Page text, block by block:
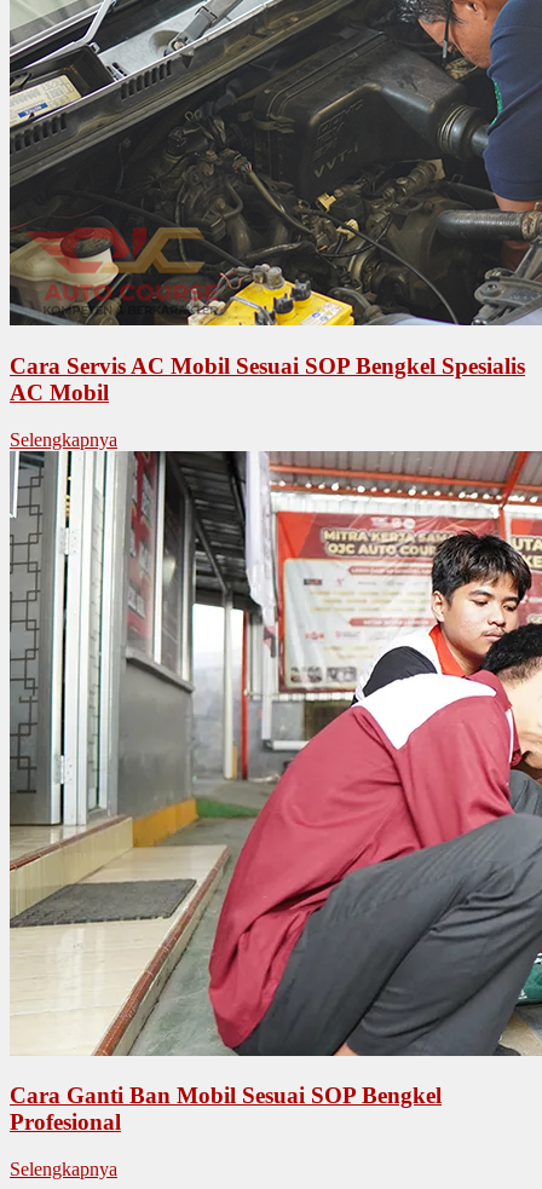
Cara Servis AC Mobil Sesuai SOP Bengkel Spesialis
AC Mobil
Selengkapnya
Cara Ganti Ban Mobil Sesuai SOP Bengkel
Profesional
Selengkapnya